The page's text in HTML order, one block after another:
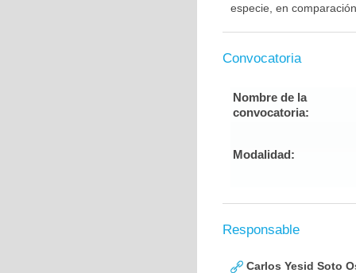
especie, en
Convocatoria
Nombre de la
convocatoria:
Modalidad:
Responsable
Carlos Yesid Soto